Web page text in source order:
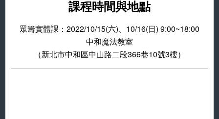
課程時間與地點
眾籌實體課：2022/10/15(六)、10/16(日) 9:00~18:00
中和魔法教室
（新北市中和區中山路二段366巷10號3樓）